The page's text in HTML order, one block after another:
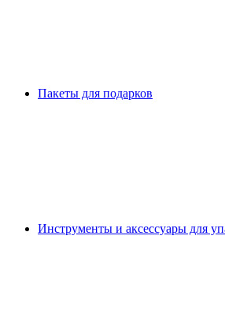
Пакеты для подарков
Инструменты и аксессуары для